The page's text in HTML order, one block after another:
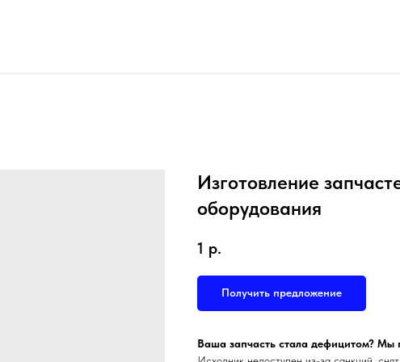
Изготовление
оборудования
1 р.
Получить предложение
Ваша запчасть стала дефицитом? Мы